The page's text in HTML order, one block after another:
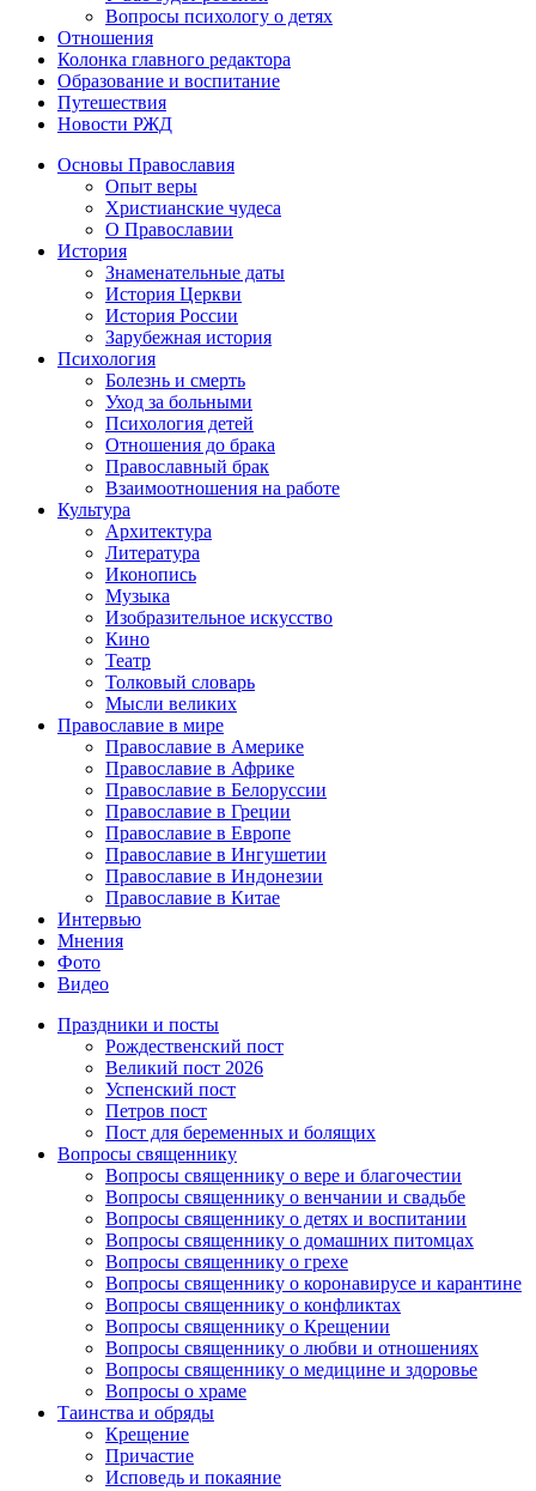
Вопросы психологу о детях
Отношения
Колонка главного редактора
Образование и воспитание
Путешествия
Новости РЖД
Основы Православия
Опыт веры
Христианские чудеса
О Православии
История
Знаменательные даты
История Церкви
История России
Зарубежная история
Психология
Болезнь и смерть
Уход за больными
Психология детей
Отношения до брака
Православный брак
Взаимоотношения на работе
Культура
Архитектура
Литература
Иконопись
Музыка
Изобразительное искусство
Кино
Театр
Толковый словарь
Мысли великих
Православие в мире
Православие в Америке
Православие в Африке
Православие в Белоруссии
Православие в Греции
Православие в Европе
Православие в Ингушетии
Православие в Индонезии
Православие в Китае
Интервью
Мнения
Фото
Видео
Праздники и посты
Рождественский пост
Великий пост 2026
Успенский пост
Петров пост
Пост для беременных и болящих
Вопросы священнику
Вопросы священнику о вере и благочестии
Вопросы священнику о венчании и свадьбе
Вопросы священнику о детях и воспитании
Вопросы священнику о домашних питомцах
Вопросы священнику о грехе
Вопросы священнику о коронавирусе и карантине
Вопросы священнику о конфликтах
Вопросы священнику о Крещении
Вопросы священнику о любви и отношениях
Вопросы священнику о медицине и здоровье
Вопросы о храме
Таинства и обряды
Крещение
Причастие
Исповедь и покаяние